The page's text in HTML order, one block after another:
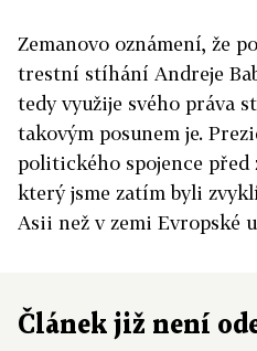
Zemanovo oznámení, že
trestní stíhání Andreje
tedy využije svého práva
takovým posunem je.
politického spojence před
který jsme zatím byli
Asii než v zemi Evropské
Článek již není